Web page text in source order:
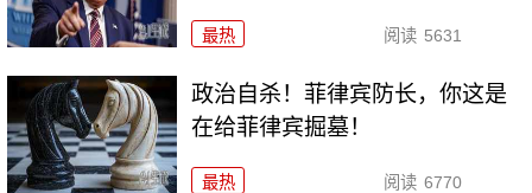
最热 阅读 5631
政治自杀！菲律宾防长，你这是
在给菲律宾掘墓！
最热 阅读 6770